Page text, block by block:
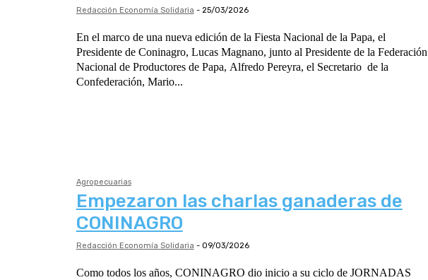
Redacción Economía Solidaria - 25/03/2026
En el marco de una nueva edición de la Fiesta Nacional de la Papa, el
Presidente de Coninagro, Lucas Magnano, junto al Presidente de la Federación
Nacional de Productores de Papa, Alfredo Pereyra, el Secretario de la
Confederación, Mario...
Agropecuarias
Empezaron las charlas ganaderas de
CONINAGRO
Redacción Economía Solidaria - 09/03/2026
Como todos los años, CONINAGRO dio inicio a su ciclo de JORNADAS